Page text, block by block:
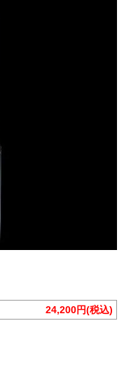
24,200円(税込)